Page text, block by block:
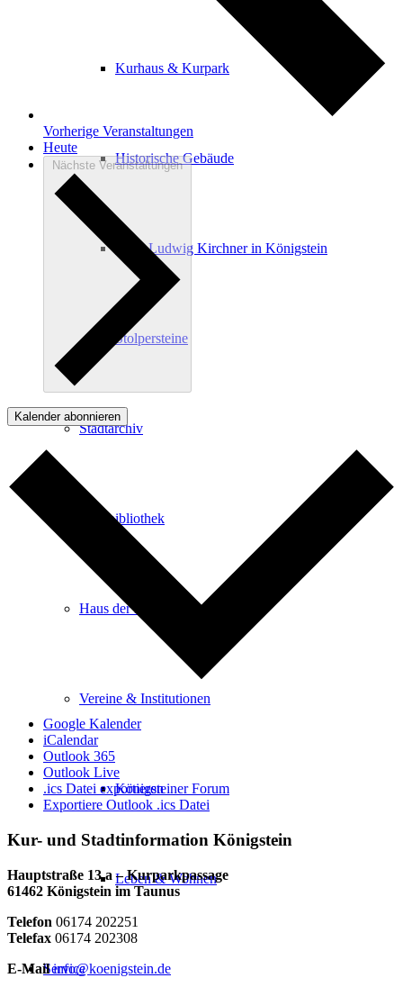
Kurhaus & Kurpark
Historische Gebäude
Ernst Ludwig Kirchner in Königstein
Stolpersteine
Stadtarchiv
Stadtbibliothek
Haus der Begegnung
Vereine & Institutionen
Königsteiner Forum
Leben & Wohnen
Service
Vorherige Veranstaltungen
Heute
Nächste Veranstaltungen
Kalender abonnieren
Google Kalender
iCalendar
Outlook 365
Outlook Live
.ics Datei exportieren
Exportiere Outlook .ics Datei
Kur- und Stadtinformation Königstein
Hauptstraße 13 a – Kurparkpassage
61462 Königstein im Taunus
Telefon 06174 202251
Telefax 06174 202308
E-Mail info@koenigstein.de